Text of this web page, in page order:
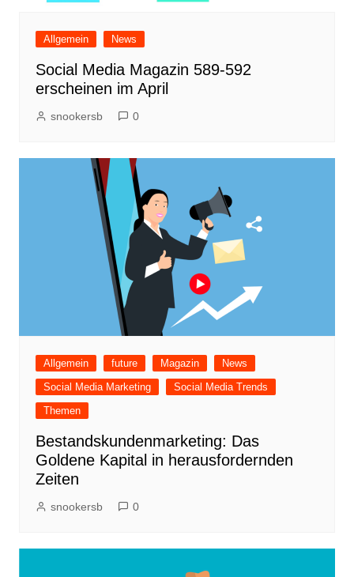
Allgemein News
Social Media Magazin 589-592
erscheinen im April
snookersb 0
Allgemein future Magazin
News
Social Media Marketing
Social Media Trends
Themen
Bestandskundenmarketing: Das
Goldene Kapital in herausfordernden
Zeiten
snookersb 0